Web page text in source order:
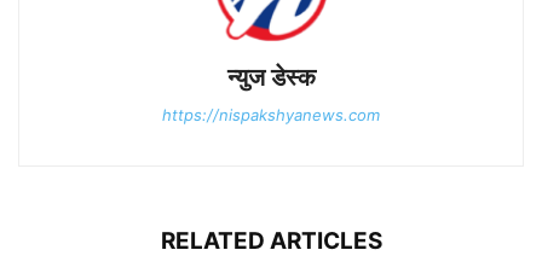
न्युज डेस्क
https://nispakshyanews.com
RELATED ARTICLES